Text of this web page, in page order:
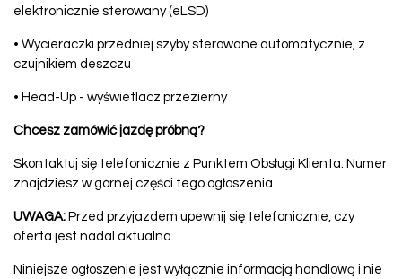
elektronicznie sterowany (eLSD)
• Wycieraczki przedniej szyby sterowane automatycznie, z
czujnikiem deszczu
• Head-Up - wyświetlacz przezierny
Chcesz zamówić jazdę próbną?
Skontaktuj się telefonicznie z Punktem Obsługi Klienta. Numer
znajdziesz w górnej części tego ogłoszenia.
UWAGA: Przed przyjazdem upewnij się telefonicznie, czy
oferta jest nadal aktualna.
Niniejsze ogłoszenie jest wyłącznie informacją handlową i nie